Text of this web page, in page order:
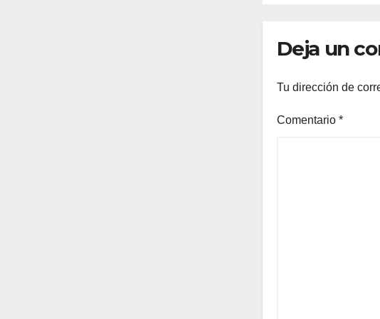
Deja un
Tu dirección de
Comentario *